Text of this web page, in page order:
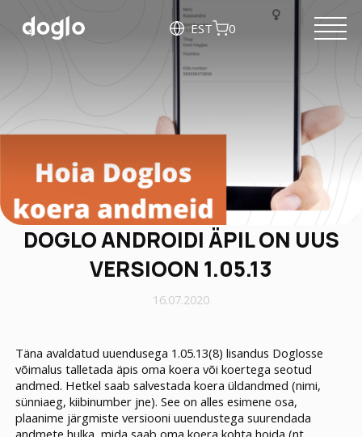
EST 0
DOGLO ANDROIDI ÄPIL ON UUS
VERSIOON 1.05.13
16.07.2020
Täna avaldatud uuendusega 1.05.13(8) lisandus Doglosse
võimalus talletada äpis oma koera või koertega seotud
andmed. Hetkel saab salvestada koera üldandmed (nimi,
sünniaeg, kiibinumber jne). See on alles esimene osa,
plaanime järgmiste versiooni uuendustega suurendada